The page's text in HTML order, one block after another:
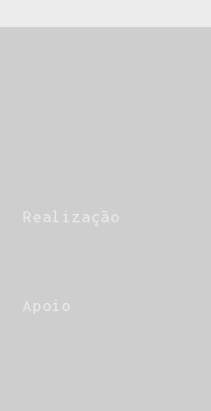
Realização
Apoio